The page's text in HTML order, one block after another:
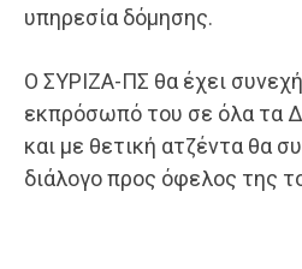
υπηρεσία δόμησης.
Ο ΣΥΡΙΖΑ-ΠΣ θα έχει
εκπρόσωπό του σε όλα τα
και με θετική ατζέντα θα
διάλογο προς όφελος της